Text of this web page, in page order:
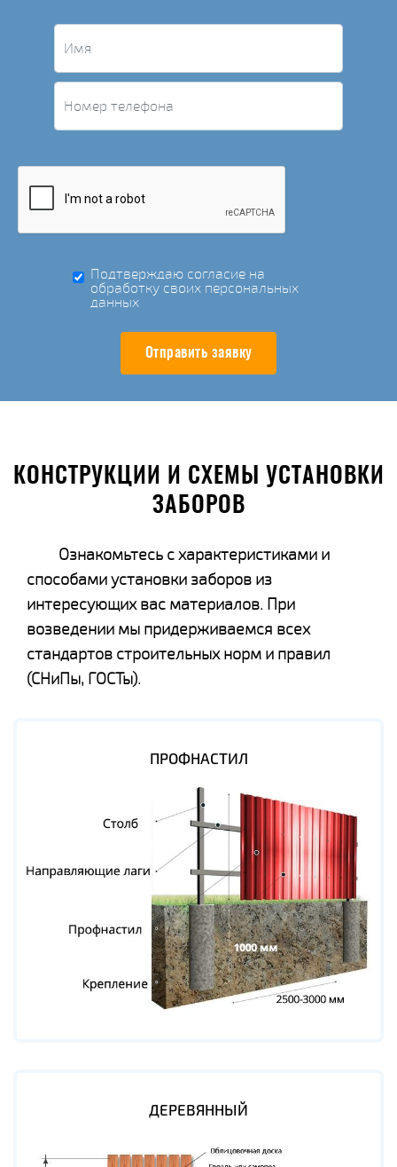
Подтверждаю согласие на
обработку своих персональных
данных
Отправить заявку
КОНСТРУКЦИИ И СХЕМЫ УСТАНОВКИ
ЗАБОРОВ
Ознакомьтесь с характеристиками и
способами установки заборов из
интересующих вас материалов. При
возведении мы придерживаемся всех
стандартов строительных норм и правил
(СНиПы, ГОСТы).
ПРОФНАСТИЛ
ДЕРЕВЯННЫЙ